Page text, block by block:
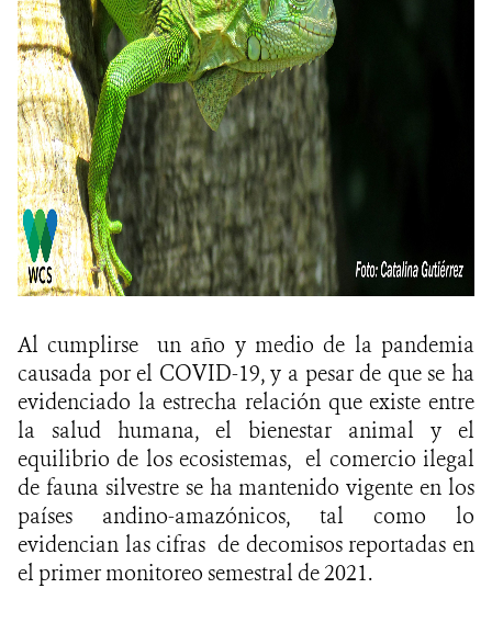
Al cumplirse un año y medio de la pandemia
causada por el COVID-19, y a pesar de que se ha
evidenciado la estrecha relación que existe entre
la salud humana, el bienestar animal y el
equilibrio de los ecosistemas, el comercio ilegal
de fauna silvestre se ha mantenido vigente en los
países andino-amazónicos, tal como lo
evidencian las cifras de decomisos reportadas en
el primer monitoreo semestral de 2021.